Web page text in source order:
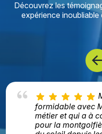
Découvrez les
expérience
formidable avec
métier et qui a à
pour la